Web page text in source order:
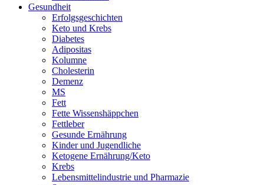
Gesundheit
Erfolgsgeschichten
Keto und Krebs
Diabetes
Adipositas
Kolumne
Cholesterin
Demenz
MS
Fett
Fette Wissenshäppchen
Fettleber
Gesunde Ernährung
Kinder und Jugendliche
Ketogene Ernährung/Keto
Krebs
Lebensmittelindustrie und Pharmazie